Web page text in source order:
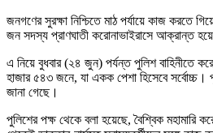
জনগণের সুরক্ষা নিশ্চিতে মাঠ পর্যায়ে কাজ করতে
জন সদস্য প্রাণঘাতী করোনাভাইরাসে আক্রান্ত
এ নিয়ে বুধবার (২৪ জুন) পর্যন্ত পুলিশ বাহিনীতে
হাজার ৫৪৩ জনে, যা একক পেশা হিসেবে
জানা গেছে।
পুলিশের পক্ষ থেকে বলা হয়েছে, বৈশ্বিক মহামারি